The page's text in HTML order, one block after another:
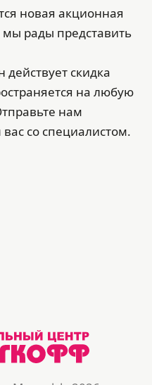
новая акционная
мы рады представить
скидка
на любую
нам
со специалистом.